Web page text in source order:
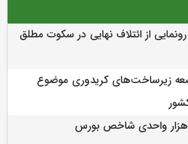
از ائتلاف‌ نهایی در سکوت مطلق
زیرساخت‌های کریدوری موضوع